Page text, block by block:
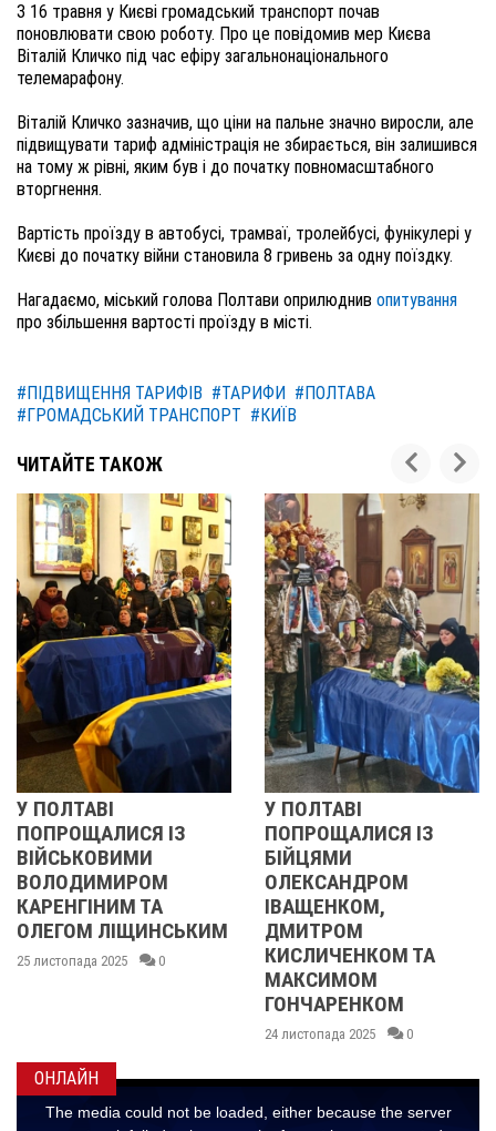
З 16 травня у Києві громадський транспорт почав
поновлювати свою роботу. Про це повідомив мер Києва
Віталій Кличко під час ефіру загальнонаціонального
телемарафону.
Віталій Кличко зазначив, що ціни на пальне значно виросли, але
підвищувати тариф адміністрація не збирається, він залишився
на тому ж рівні, яким був і до початку повномасштабного
вторгнення.
Вартість проїзду в автобусі, трамваї, тролейбусі, фунікулері у
Києві до початку війни становила 8 гривень за одну поїздку.
Нагадаємо, міський голова Полтави оприлюднив опитування
про збільшення вартості проїзду в місті.
#ПІДВИЩЕННЯ ТАРИФІВ #ТАРИФИ #ПОЛТАВА
#ГРОМАДСЬКИЙ ТРАНСПОРТ #КИЇВ
ЧИТАЙТЕ ТАКОЖ
У ПОЛТАВІ
ПОПРОЩАЛИСЯ ІЗ
БІЙЦЯМИ
ОЛЕКСАНДРОМ
ІВАЩЕНКОМ,
ДМИТРОМ
КИСЛИЧЕНКОМ ТА
РЕВОЛЮЦІЯ
2013 ОЧИМА
УЧАСНИЦІ
21 листопада 2025
ОНЛАЙН